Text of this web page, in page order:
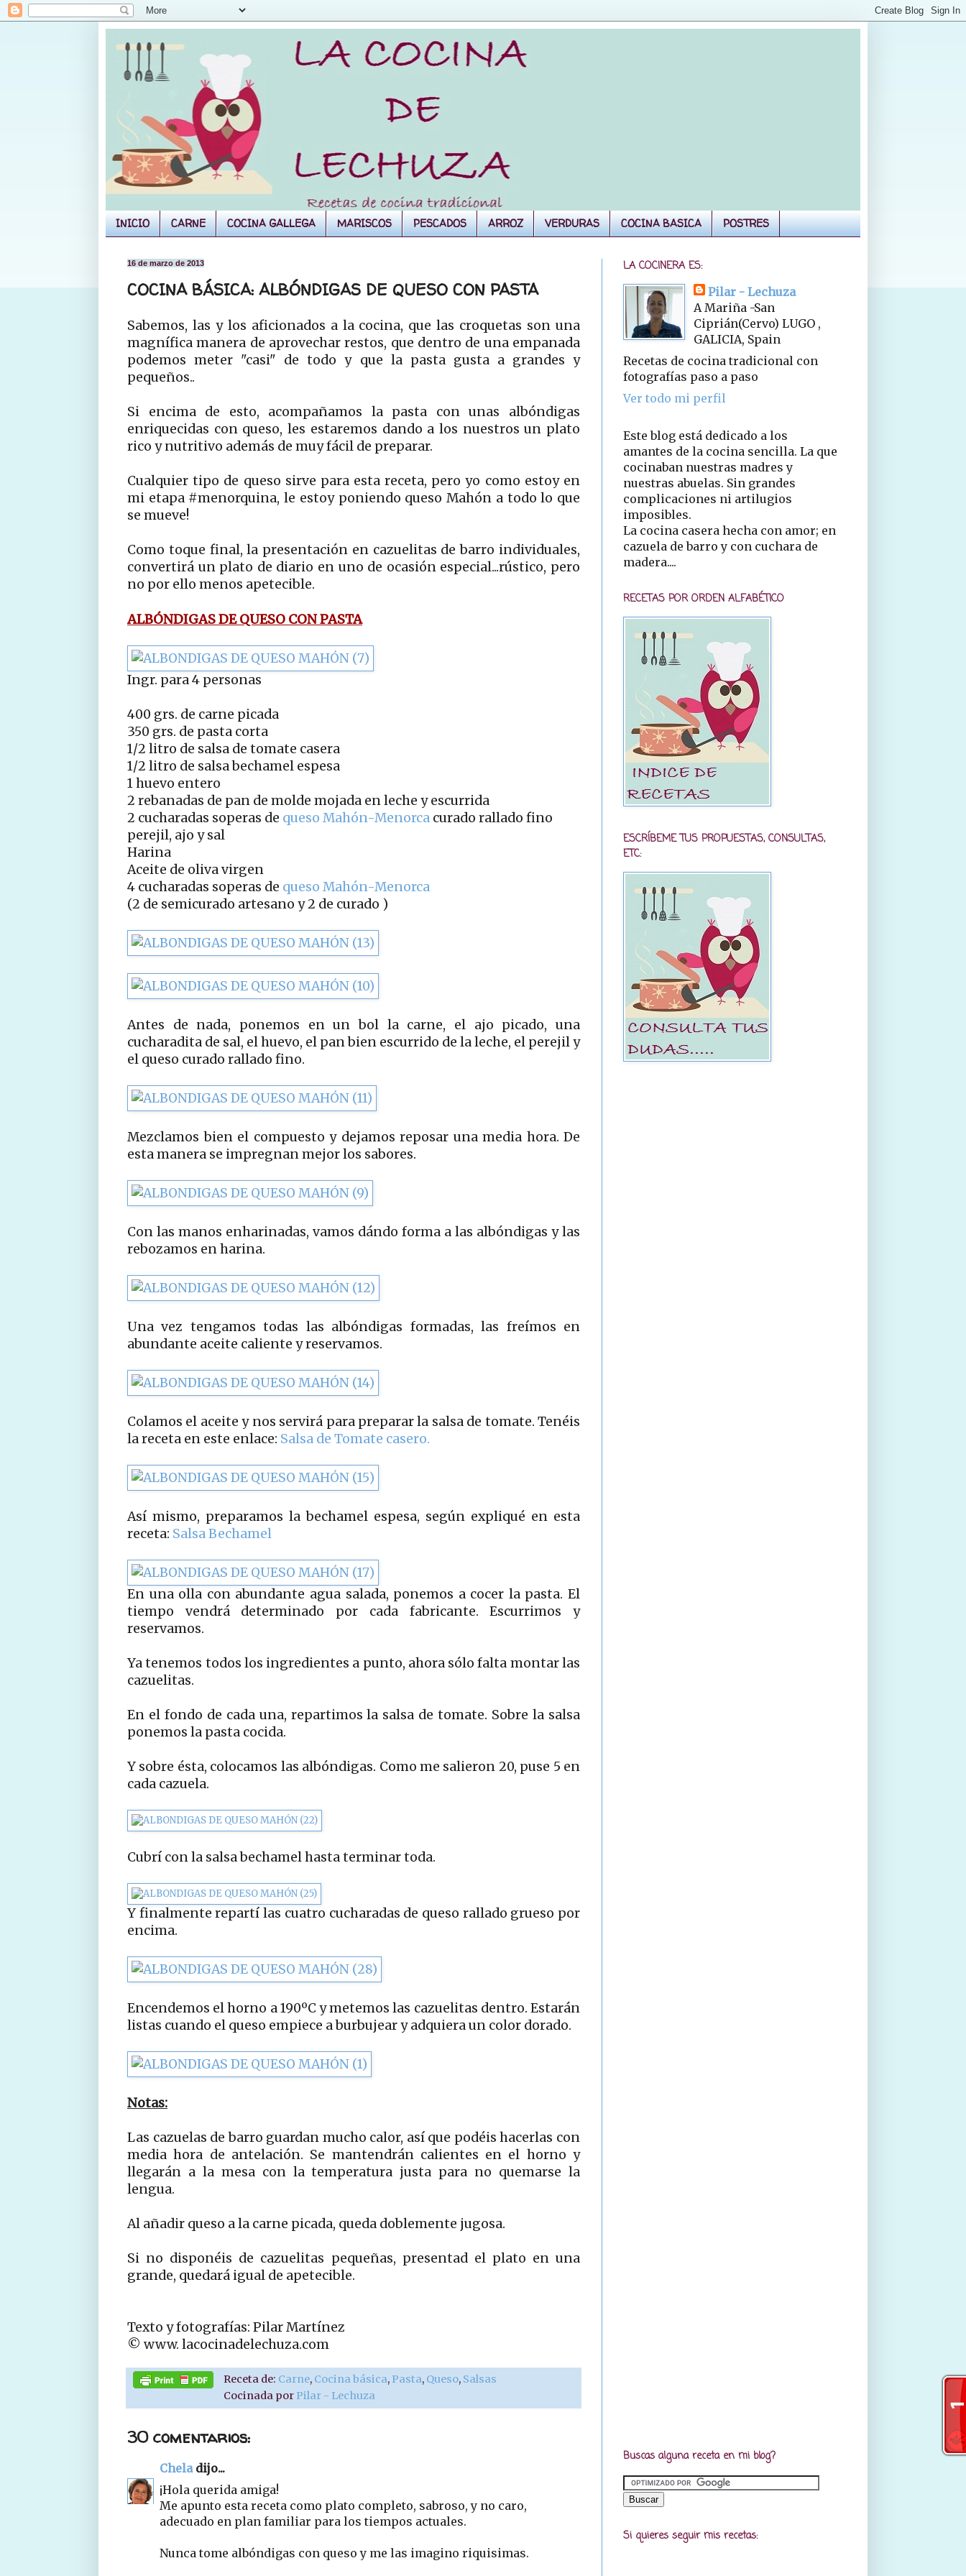
INICIO CARNE COCINA GALLEGA MARISCOS PESCADOS ARROZ VERDURAS COCINA BASICA POSTRES
16 de marzo de 2013
COCINA BÁSICA: ALBÓNDIGAS DE QUESO CON PASTA
Sabemos, las y los aficionados a la cocina, que las croquetas son una
magnífica manera de aprovechar restos, que dentro de una empanada
podemos meter "casi" de todo y que la pasta gusta a grandes y
pequeños..
Si encima de esto, acompañamos la pasta con unas albóndigas
enriquecidas con queso, les estaremos dando a los nuestros un plato
rico y nutritivo además de muy fácil de preparar.
Cualquier tipo de queso sirve para esta receta, pero yo como estoy en
mi etapa #menorquina, le estoy poniendo queso Mahón a todo lo que
se mueve!
Como toque final, la presentación en cazuelitas de barro individuales,
convertirá un plato de diario en uno de ocasión especial...rústico, pero
no por ello menos apetecible.
ALBÓNDIGAS DE QUESO CON PASTA
Ingr. para 4 personas
400 grs. de carne picada
350 grs. de pasta corta
1/2 litro de salsa de tomate casera
1/2 litro de salsa bechamel espesa
1 huevo entero
2 rebanadas de pan de molde mojada en leche y escurrida
2 cucharadas soperas de queso Mahón-Menorca curado rallado fino
perejil, ajo y sal
Harina
Aceite de oliva virgen
4 cucharadas soperas de queso Mahón-Menorca
(2 de semicurado artesano y 2 de curado )
Antes de nada, ponemos en un bol la carne, el ajo picado, una
cucharadita de sal, el huevo, el pan bien escurrido de la leche, el perejil y
el queso curado rallado fino.
Mezclamos bien el compuesto y dejamos reposar una media hora. De
esta manera se impregnan mejor los sabores.
Con las manos enharinadas, vamos dándo forma a las albóndigas y las
rebozamos en harina.
Una vez tengamos todas las albóndigas formadas, las freímos en
abundante aceite caliente y reservamos.
Colamos el aceite y nos servirá para preparar la salsa de tomate. Tenéis
la receta en este enlace: Salsa de Tomate casero.
Así mismo, preparamos la bechamel espesa, según expliqué en esta
receta: Salsa Bechamel
En una olla con abundante agua salada, ponemos a cocer la pasta. El
tiempo vendrá determinado por cada fabricante. Escurrimos y
reservamos.
Ya tenemos todos los ingredientes a punto, ahora sólo falta montar las
cazuelitas.
En el fondo de cada una, repartimos la salsa de tomate. Sobre la salsa
ponemos la pasta cocida.
Y sobre ésta, colocamos las albóndigas. Como me salieron 20, puse 5 en
cada cazuela.
Cubrí con la salsa bechamel hasta terminar toda.
Y finalmente repartí las cuatro cucharadas de queso rallado grueso por
encima.
Encendemos el horno a 190ºC y metemos las cazuelitas dentro. Estarán
listas cuando el queso empiece a burbujear y adquiera un color dorado.
Notas:
Las cazuelas de barro guardan mucho calor, así que podéis hacerlas con
media hora de antelación. Se mantendrán calientes en el horno y
llegarán a la mesa con la temperatura justa para no quemarse la
lengua.
Al añadir queso a la carne picada, queda doblemente jugosa.
Si no disponéis de cazuelitas pequeñas, presentad el plato en una
grande, quedará igual de apetecible.
Texto y fotografías: Pilar Martínez
© www. lacocinadelechuza.com
Receta de: Carne, Cocina básica, Pasta, Queso, Salsas
Cocinada por Pilar - Lechuza
30 comentarios:
Cheladijo...
¡Hola querida amiga!
Me apunto esta receta como plato completo, sabroso, y no caro,
adecuado en plan familiar para los tiempos actuales.
Nunca tome albóndigas con queso y me las imagino riquisimas.
LA COCINERA ES:
Pilar - Lechuza
A Mariña -San
Ciprián(Cervo) LUGO ,
GALICIA, Spain
Recetas de cocina tradicional con
fotografías paso a paso
Ver todo mi perfil
Este blog está dedicado a los
amantes de la cocina sencilla. La que
cocinaban nuestras madres y
nuestras abuelas. Sin grandes
complicaciones ni artilugios
imposibles.
La cocina casera hecha con amor; en
cazuela de barro y con cuchara de
madera....
RECETAS POR ORDEN ALFABÉTICO
ESCRÍBEME TUS PROPUESTAS, CONSULTAS,
ETC:
Buscas alguna receta en mi blog?
Si quieres seguir mis recetas: